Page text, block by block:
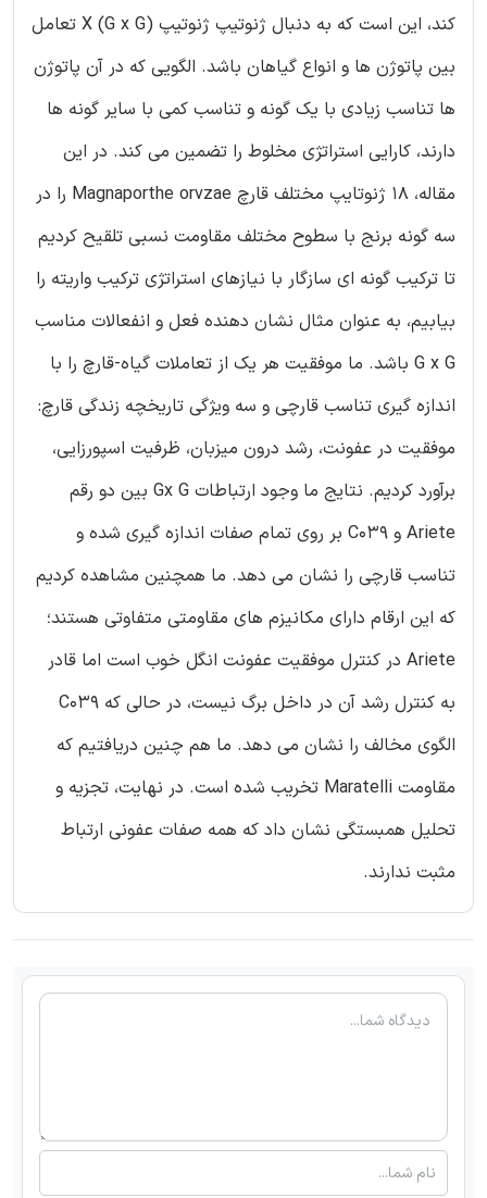
کند، این است که به دنبال ژنوتیپ ژنوتیپ X (G x G) تعامل
بین پاتوژن ها و انواع گیاهان باشد. الگویی که در آن پاتوژن
ها تناسب زیادی با یک گونه و تناسب کمی با سایر گونه ها
دارند، کارایی استراتژی مخلوط را تضمین می کند. در این
مقاله، 18 ژنوتایپ مختلف قارچ Magnaporthe orvzae را در
سه گونه برنج با سطوح مختلف مقاومت نسبی تلقیح کردیم
تا ترکیب گونه ای سازگار با نیازهای استراتژی ترکیب واریته را
بیابیم، به عنوان مثال نشان دهنده فعل و انفعالات مناسب
G x G باشد. ما موفقیت هر یک از تعاملات گیاه-قارچ را با
اندازه گیری تناسب قارچی و سه ویژگی تاریخچه زندگی قارچ:
موفقیت در عفونت، رشد درون میزبان، ظرفیت اسپورزایی،
برآورد کردیم. نتایج ما وجود ارتباطات Gx G بین دو رقم
Ariete و C039 بر روی تمام صفات اندازه گیری شده و
تناسب قارچی را نشان می دهد. ما همچنین مشاهده کردیم
که این ارقام دارای مکانیزم های مقاومتی متفاوتی هستند؛
Ariete در کنترل موفقیت عفونت انگل خوب است اما قادر
به کنترل رشد آن در داخل برگ نیست، در حالی که C039
الگوی مخالف را نشان می دهد. ما هم چنین دریافتیم که
مقاومت Maratelli تخریب شده است. در نهایت، تجزیه و
تحلیل همبستگی نشان داد که همه صفات عفونی ارتباط
مثبت ندارند.